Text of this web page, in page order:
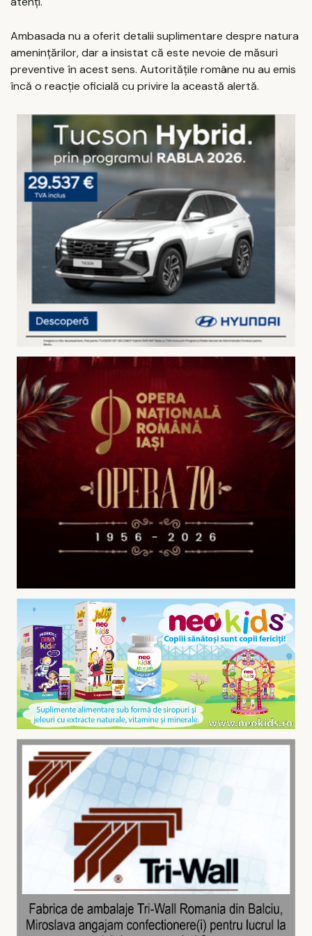
Ambasada nu a oferit detalii suplimentare despre natura
amenințărilor, dar a insistat că este nevoie de măsuri
preventive în acest sens. Autoritățile române nu au emis
încă o reacție oficială cu privire la această alertă.